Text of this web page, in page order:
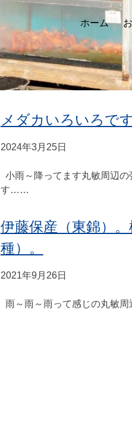
ホーム
メダカいろいろです
2024年3月25日
小雨～降ってます丸敏周辺
す……
伊藤保産（東錦）
種）。
2021年9月26日
雨～雨～雨って感じの丸敏